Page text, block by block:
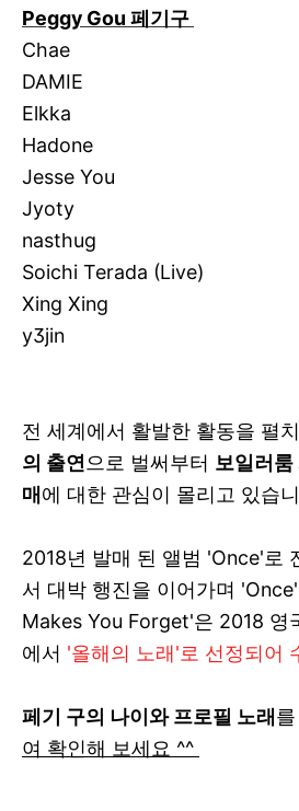
Peggy Gou 페기구
Chae
DAMIE
Elkka
Hadone
Jesse You
Jyoty
nasthug
Soichi Terada (Live)
Xing Xing
y3jin
전 세계에서 활발한 활동을 펼
의 출연으로 벌써부터 보일러룸
매 에 대한 관심이 몰리고 있습
2018년 발매 된 앨범 'Once'로
서 대박 행진을 이어가며
Makes You Forget'은 2018 영
에서 '올해의 노래'로 선정되어
페기 구의 나이와 프로필 노래 를
여 확인해 보세요 ^^